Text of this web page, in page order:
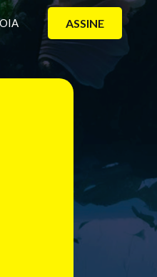
ASSINE